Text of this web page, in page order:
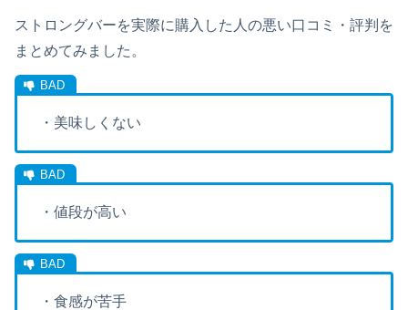
ストロングバーを実際に購入した人の悪い口コミ・評判を
まとめてみました。
・美味しくない
・値段が高い
・食感が苦手